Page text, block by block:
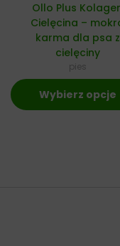
Ollo Plus
Cielęcina –
karma dla psa z
cielęciny
pies
Wybierz opcje